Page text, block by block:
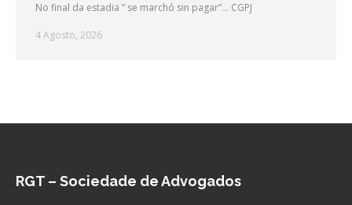
No final da estadia ” se marchó sin pagar”… CGPJ
4 Agosto, 2026
RGT – Sociedade de Advogados